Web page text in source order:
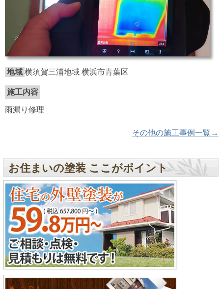
地域 横須賀三浦地域 横浜市青葉区
施工内容
雨漏り修理
その他の施工事例一覧→
お住まいの塗装 ここがポイント